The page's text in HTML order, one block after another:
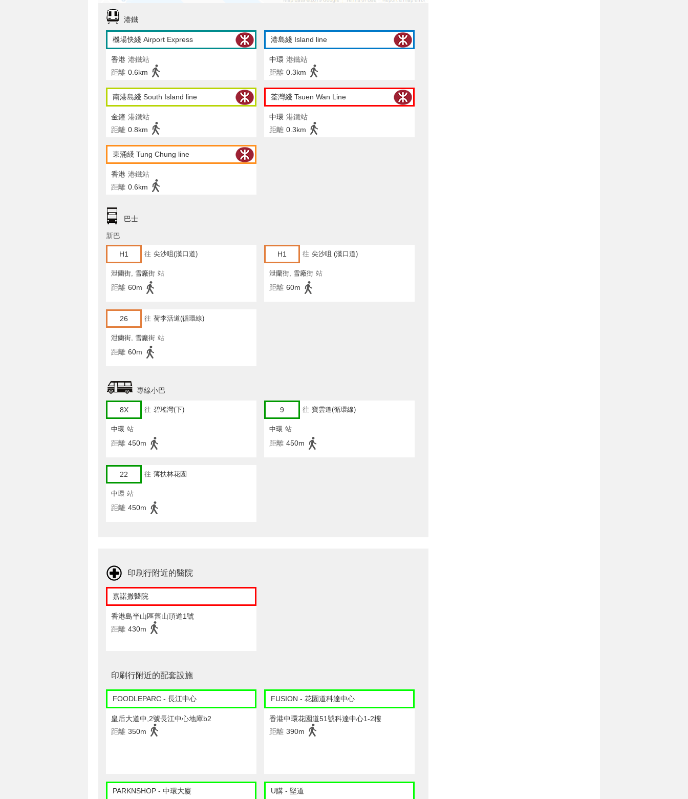
港鐵
機場快綫 Airport Express
香港 港鐵站
距離 0.6km
港島綫 Island line
中環 港鐵站
距離 0.3km
南港島綫 South Island line
金鐘 港鐵站
距離 0.8km
荃灣綫 Tsuen Wan Line
中環 港鐵站
距離 0.3km
東涌綫 Tung Chung line
香港 港鐵站
距離 0.6km
巴士
新巴
H1 往 尖沙咀(漢口道)
泄蘭街, 雪廠街 站
距離 60m
H1 往 尖沙咀 (漢口道)
泄蘭街, 雪廠街 站
距離 60m
26 往 荷李活道(循環線)
泄蘭街, 雪廠街 站
距離 60m
專線小巴
8X 往 碧瑤灣(下)
中環 站
距離 450m
9 往 寶雲道(循環線)
中環 站
距離 450m
22 往 薄扶林花園
中環 站
距離 450m
印刷行附近的醫院
嘉諾撒醫院
香港島半山區舊山頂道1號
距離 430m
印刷行附近的配套設施
FOODLEPARC - 長江中心
皇后大道中,2號長江中心地庫b2
距離 350m
FUSION - 花園道科達中心
香港中環花園道51號科達中心1-2樓
距離 390m
PARKNSHOP - 中環大廈 U購 - 堅道